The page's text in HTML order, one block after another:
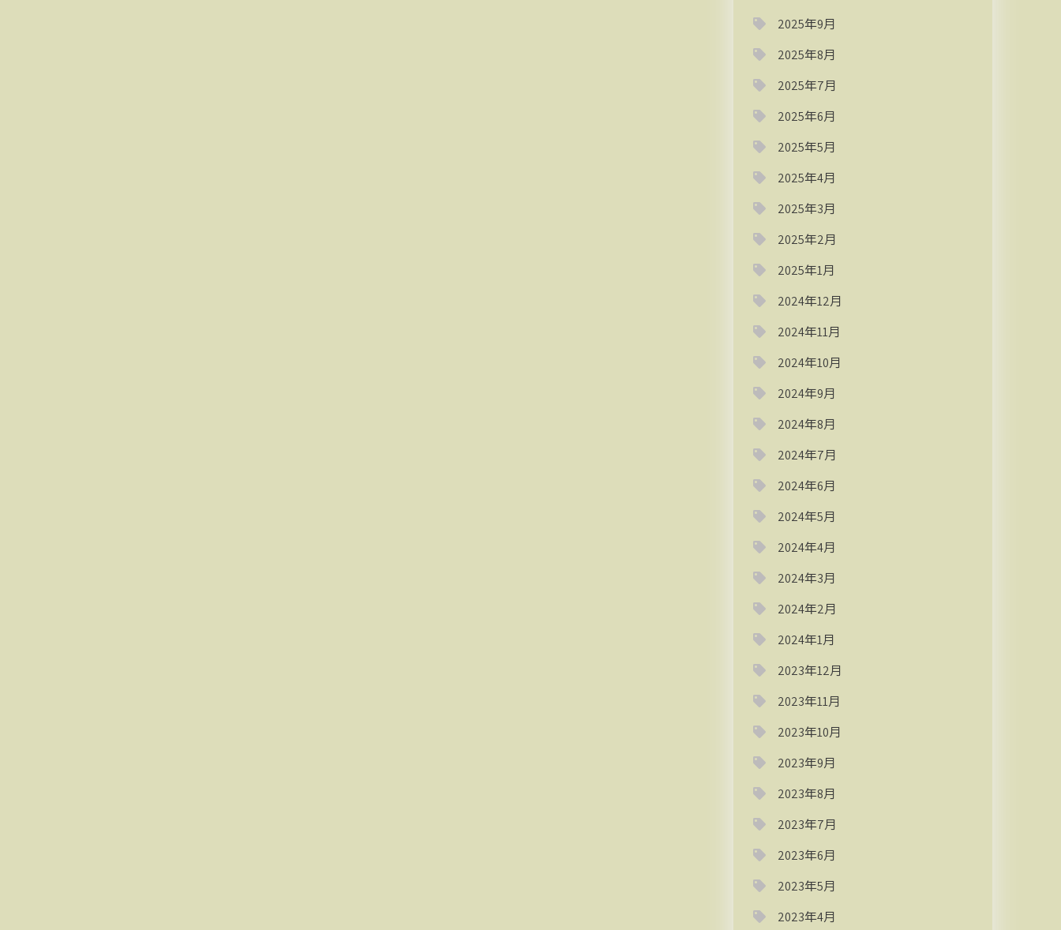
2025年9月
2025年8月
2025年7月
2025年6月
2025年5月
2025年4月
2025年3月
2025年2月
2025年1月
2024年12月
2024年11月
2024年10月
2024年9月
2024年8月
2024年7月
2024年6月
2024年5月
2024年4月
2024年3月
2024年2月
2024年1月
2023年12月
2023年11月
2023年10月
2023年9月
2023年8月
2023年7月
2023年6月
2023年5月
2023年4月